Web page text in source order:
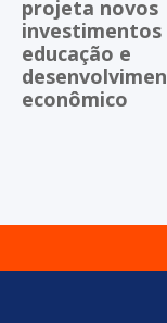
projeta novos
investimentos
educação e
econômico